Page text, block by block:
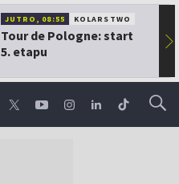
JUTRO, 08:55 KOLARSTWO
Tour de Pologne: start
5. etapu
▶